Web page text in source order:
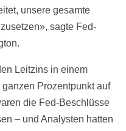
unsere gesamte
sagte Fed-
Leitzins in einem
Prozentpunkt auf
die Fed-Beschlüsse
– und Analysten hatten